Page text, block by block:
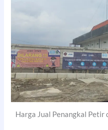
Harga Jual Penangkal Petir